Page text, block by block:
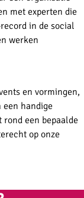
met experten die
in de social
werken
en vormingen,
een handige
een bepaalde
op onze